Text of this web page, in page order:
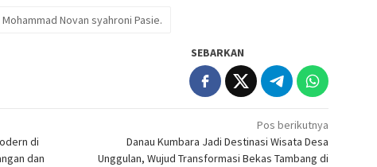
Mohammad Novan syahroni Pasie.
SEBARKAN
di
dan
Pos berikutnya
Danau Kumbara Jadi Destinasi Wisata Desa
Unggulan, Wujud Transformasi Bekas Tambang di